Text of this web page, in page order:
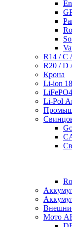
R14 / C
R20 / D
Крона
Li-ion
Li-Pol
Мото